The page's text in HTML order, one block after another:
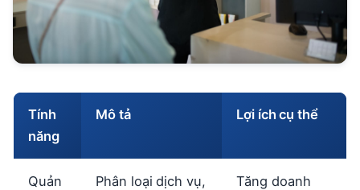
Tính
năng
Mô tả Lợi ích cụ thể
Quản
Phân loại dịch vụ,
Tăng doanh